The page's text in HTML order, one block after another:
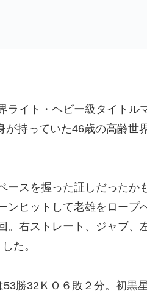
イト・ヘビー級タイトル
持っていた46歳の高齢世
スを握った証しだったか
ンヒットして老雄をロープ
。右ストレート、ジャブ、
た。
勝32ＫＯ６敗２分。初黒